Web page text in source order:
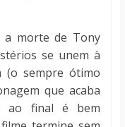
a morte de Tony
se unem à
(o sempre ótimo
que acaba
ao final é bem